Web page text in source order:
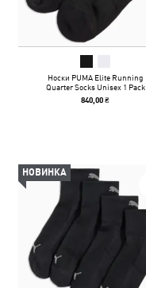
Носки PUMA Elite Running
Quarter Socks Unisex 1 Pack
840,00 ₴
НОВИНКА